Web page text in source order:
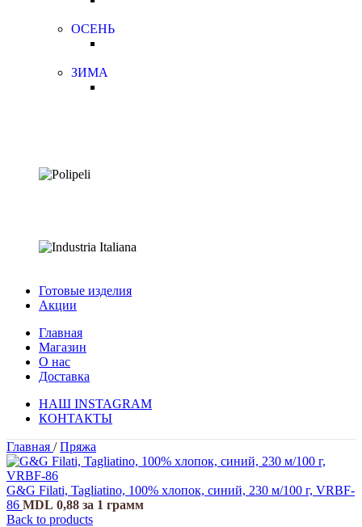
ОСЕНЬ
ЗИМА
Готовые изделия
Акции
Главная
Магазин
О нас
Доставка
НАШ INSTAGRAM
КОНТАКТЫ
Главная / Пряжа
G&G Filati, Tagliatino, 100% хлопок, синий, 230 м/100 г, VRBF-
86 MDL 0,88 за 1 грамм
Back to products